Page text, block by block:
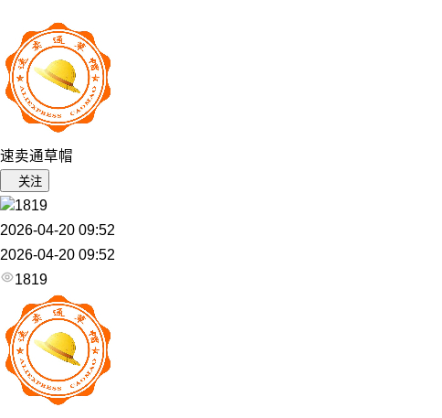
速卖通草帽
关注
1819
2026-04-20 09:52
2026-04-20 09:52
1819